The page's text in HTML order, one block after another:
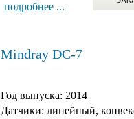
подробнее ...
Mindray DC-7
Год выпуска: 2014
Датчики: линейный,